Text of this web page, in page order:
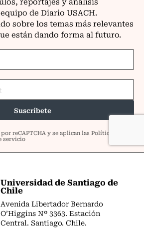
Universidad de Santiago de
Chile
Avenida Libertador Bernardo
O’Higgins Nº 3363. Estación
Central. Santiago. Chile.